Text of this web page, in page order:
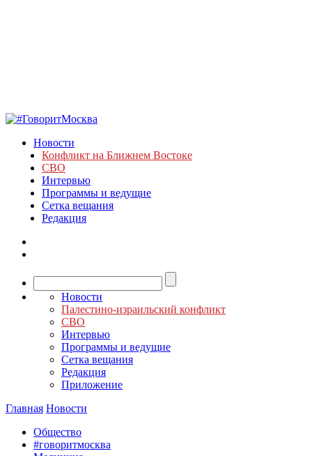
Новости
Конфликт на Ближнем Востоке
СВО
Интервью
Программы и ведущие
Сетка вещания
Редакция
Новости
Палестино-израильский конфликт
СВО
Интервью
Программы и ведущие
Сетка вещания
Редакция
Приложение
Главная Новости
Общество
#говоритмосква